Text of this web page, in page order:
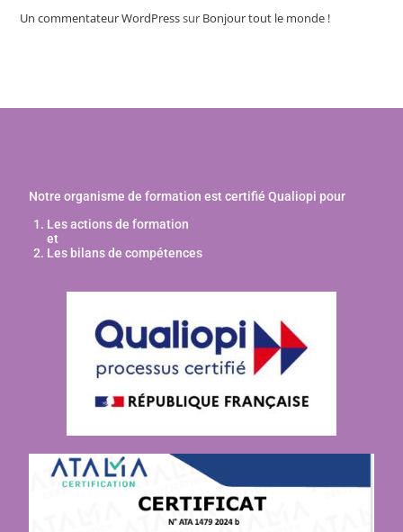
Un commentateur WordPresssur Bonjour tout le monde !
Notre organisme de formation est certifié Qualiopi pour
Les actions de formation
et
Les bilans de compétences